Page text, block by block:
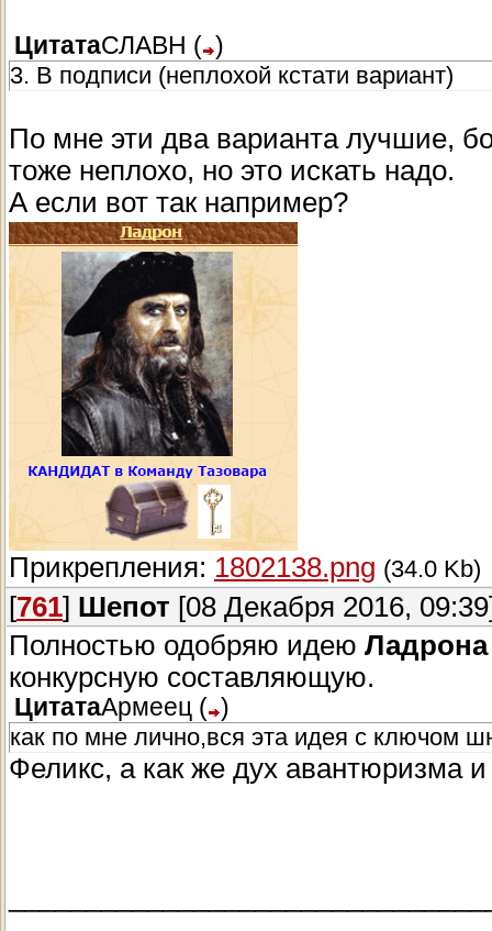
ЦитатаСЛАВН ( )
3. В подписи (неплохой кстати вариант)
По мне эти два варианта лучшие,
тоже неплохо, но это искать надо.
А если вот так например?
Прикрепления: 1802138.png (34.0 Kb)
[761] Шепот [08 Декабря 2016,
Полностью одобряю идею Ладрона
конкурсную составляющую.
ЦитатаАрмеец ( )
как по мне лично,вся эта идея с ключом
Феликс, а как же дух авантюризма